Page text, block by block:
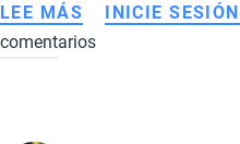
LEE MÁS SOBRE
PROYECTO
INICIE SESIÓN
comentarios